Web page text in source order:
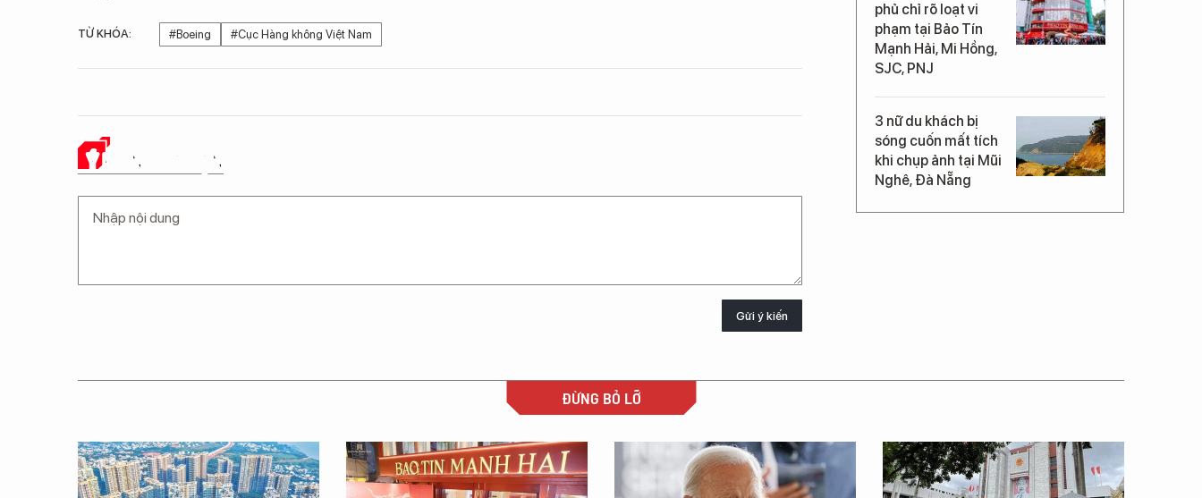
TỪ KHÓA: #Boeing #Cục Hàng không Việt Nam
Ý KIẾN CỦA BẠN
Gửi ý kiến
phủ chỉ rõ loạt vi
phạm tại Bảo Tín
Mạnh Hải, Mi Hồng,
SJC, PNJ
3 nữ du khách bị
sóng cuốn mất tích
khi chụp ảnh tại Mũi
Nghê, Đà Nẵng
ĐỪNG BỎ LỠ